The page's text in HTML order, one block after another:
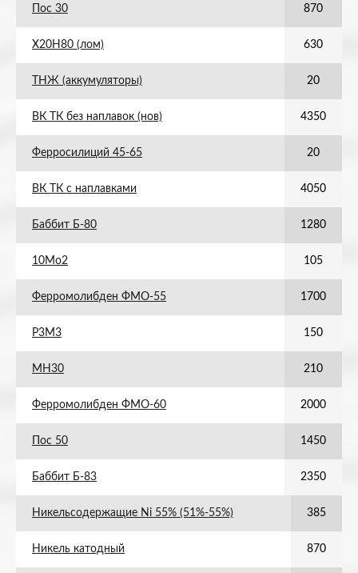
Пос 30 870
Х20Н80 (лом) 630
ТНЖ (аккумуляторы) 20
ВК ТК без наплавок (нов) 4350
Ферросилиций 45-65 20
ВК ТК с наплавками 4050
Баббит Б-80 1280
10Мо2 105
Ферромолибден ФМО-55 1700
Р3М3 150
МН30 210
Ферромолибден ФМО-60 2000
Пос 50 1450
Баббит Б-83 2350
Никельсодержащие Ni 55% (51%-55%) 385
Никель катодный 870